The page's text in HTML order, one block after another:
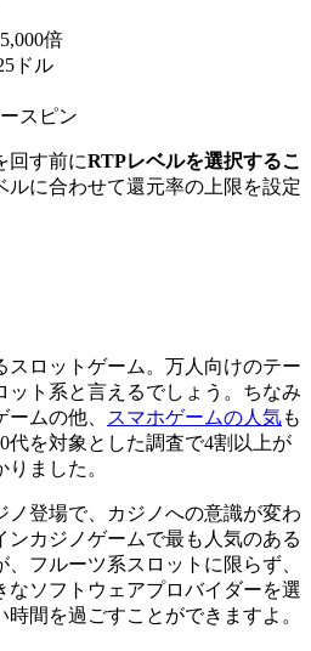
倍
ドル
スピン
回す前にRTPレベルを選択するこ
ルに合わせて還元率の上限を設定
スロットゲーム。万人向けのテー
ット系と言えるでしょう。ちなみ
ムの他、
スマホゲームの人気も
代を対象とした調査で4割以上が
ました。
ノ登場で、カジノへの意識が変わ
ンカジノゲームで最も人気のある
フルーツ系スロットに限らず、
なソフトウェアプロバイダーを選
間を過ごすことができますよ。